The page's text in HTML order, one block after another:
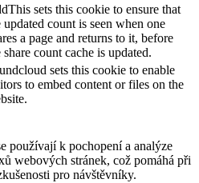
sets this cookie to ensure that
updated count is seen when one
a page and returns to it, before
share count cache is updated.
sets this cookie to enable
to embed content or files on the
používají k pochopení a analýze
webových stránek, což pomáhá při
pro návštěvníky.